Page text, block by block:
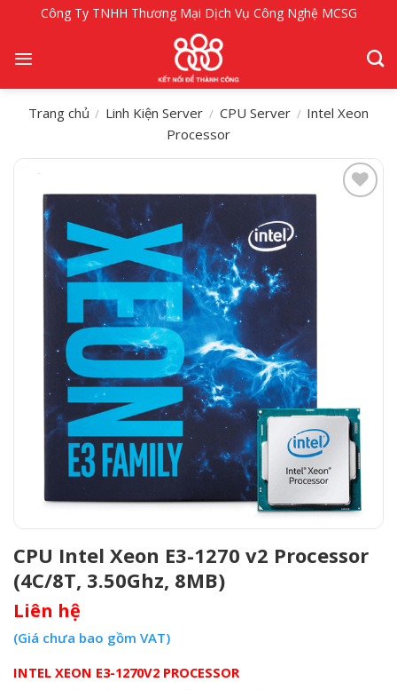
nội
Công Ty TNHH Thương Mại Dịch Vụ Công Nghệ MCSG
Trang chủ / Linh Kiện Server / CPU Server / Intel Xeon
Processor
CPU Intel Xeon E3-1270 v2 Processor
(4C/8T, 3.50Ghz, 8MB)
Liên hệ
(Giá chưa bao gồm VAT)
INTEL XEON E3-1270V2 PROCESSOR